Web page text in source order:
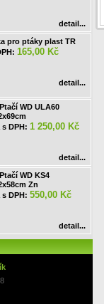
detail...
pro ptáky plast TR
165,00 Kč
detail...
WD ULA60
s DPH: 1 250,00 Kč
detail...
WD KS4
Zn
s DPH: 550,00 Kč
detail...